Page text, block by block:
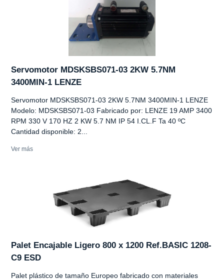
Servomotor MDSKSBS071-03 2KW 5.7NM
3400MIN-1 LENZE
Servomotor MDSKSBS071-03 2KW 5.7NM 3400MIN-1 LENZE
Modelo: MDSKSBS071-03 Fabricado por: LENZE 19 AMP 3400
RPM 330 V 170 HZ 2 KW 5.7 NM IP 54 I.CL.F Ta 40 ºC
Cantidad disponible: 2...
Ver más
Palet Encajable Ligero 800 x 1200 Ref.BASIC 1208-
C9 ESD
Palet plástico de tamaño Europeo fabricado con materiales